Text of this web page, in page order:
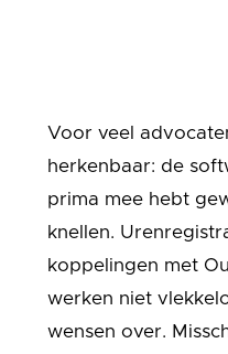
Voor veel
herkenbaar: de
prima mee hebt
knellen.
koppelingen met
werken niet
wensen over.